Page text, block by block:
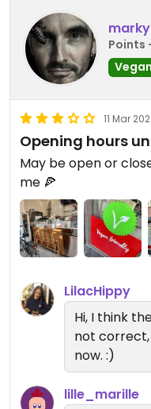
Points
Vegan
11 Mar
Opening hours
May be open or
me 🍕
LilacHippy
Hi, I think
not
now. :)
lille_marille